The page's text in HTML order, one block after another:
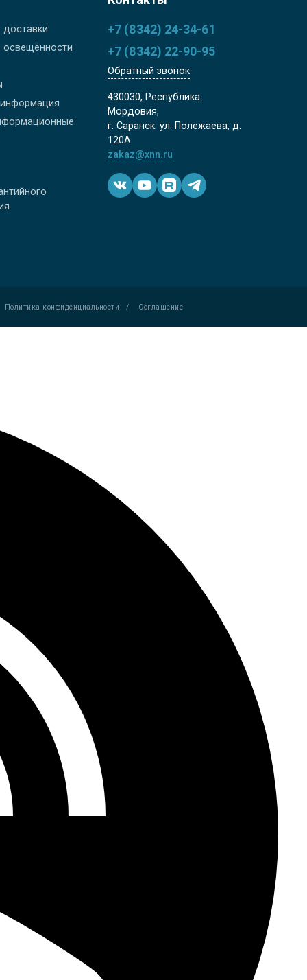
доставки
освещённости
информация
+7 (8342) 24-34-61
+7 (8342) 22-90-95
Обратный звонок
430030, Республика
Мордовия,
г. Саранск. ул. Полежаева, д.
120А
zakaz@xnn.ru
Политика конфиденциальности / Соглашение